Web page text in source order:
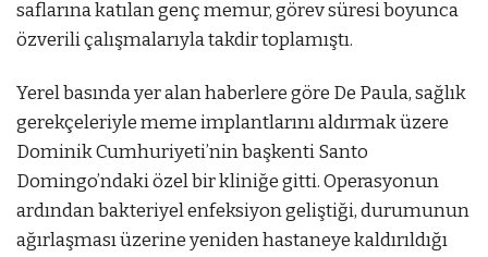
saflarına katılan genç memur, görev süresi boyunca
özverili çalışmalarıyla takdir toplamıştı.
Yerel basında yer alan haberlere göre De Paula, sağlık
gerekçeleriyle meme implantlarını aldırmak üzere
Dominik Cumhuriyeti’nin başkenti Santo
Domingo’ndaki özel bir kliniğe gitti. Operasyonun
ardından bakteriyel enfeksiyon geliştiği, durumunun
ağırlaşması üzerine yeniden hastaneye kaldırıldığı